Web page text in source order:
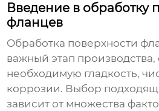
Введение в обработку
фланцев
Обработка поверхности
важный этап
необходимую гладкость,
коррозии. Выбор
зависит от множества